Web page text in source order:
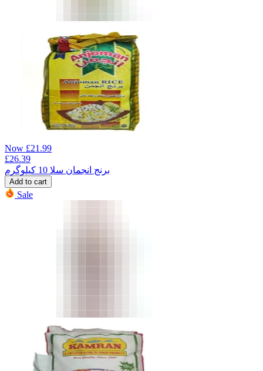
Now £21.99
£26.39
برنج انجمان سلا 10 کیلوگرم
Add to cart
Sale